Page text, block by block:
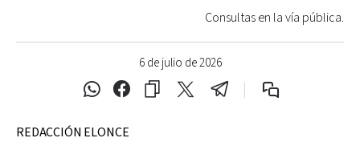
6 de julio de 2026
Consultas en la vía pública.
REDACCIÓN ELONCE